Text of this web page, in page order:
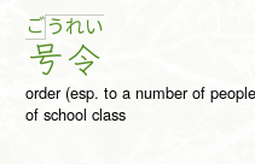
ご う
号
れい
令
order (esp. to a number of
of school class